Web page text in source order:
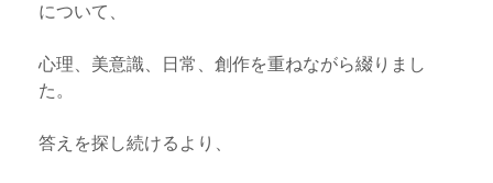
について、
心理、美意識、日常、創作を重ねながら綴りまし
た。
答えを探し続けるより、